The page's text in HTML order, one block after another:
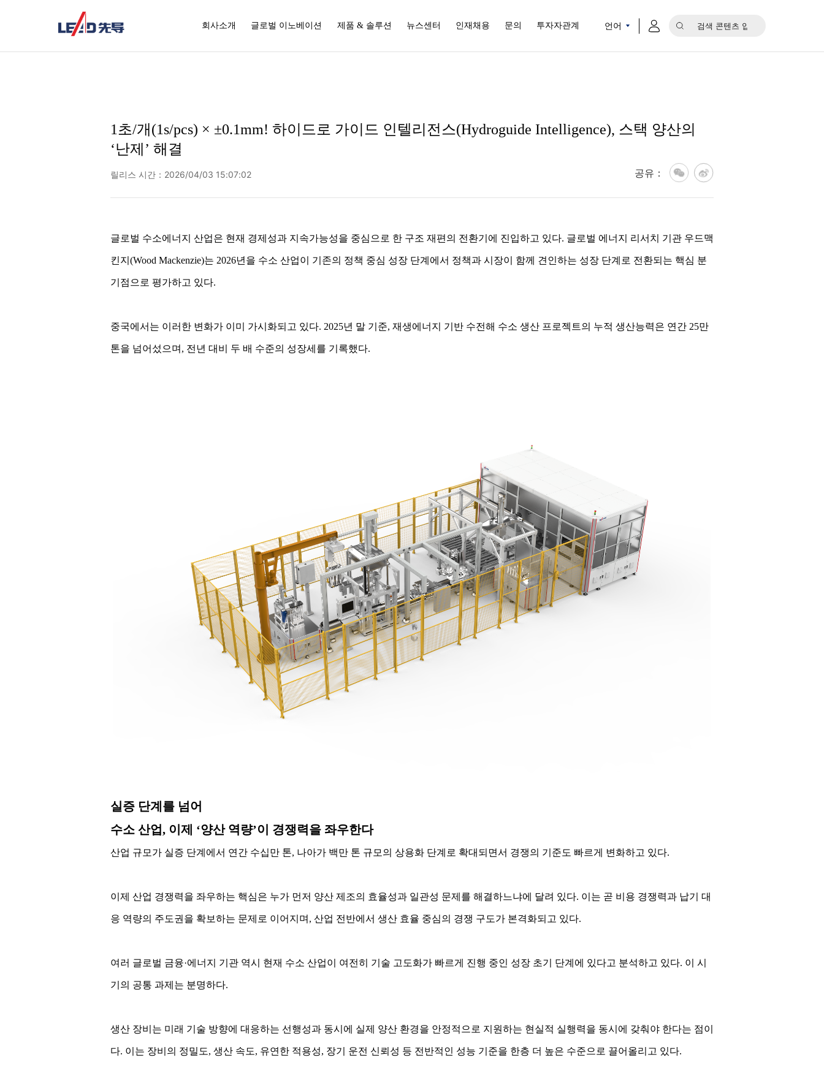
회사소개 글로벌 이노베이션 제품 & 솔루션 뉴스센터 인재채용 문의 투자자관계 언어
1초/개(1s/pcs) × ±0.1mm! 하이드로 가이드 인텔리전스(Hydroguide Intelligence), 스택 양산의
‘난제’ 해결
릴리스 시간：2026/04/03 15:07:02 공유：
글로벌 수소에너지 산업은 현재 경제성과 지속가능성을 중심으로 한 구조 재편의 전환기에 진입하고 있다. 글로벌 에너지 리서치 기관 우드맥
킨지(Wood Mackenzie)는 2026년을 수소 산업이 기존의 정책 중심 성장 단계에서 정책과 시장이 함께 견인하는 성장 단계로 전환되는 핵심 분
기점으로 평가하고 있다.
중국에서는 이러한 변화가 이미 가시화되고 있다. 2025년 말 기준, 재생에너지 기반 수전해 수소 생산 프로젝트의 누적 생산능력은 연간 25만
톤을 넘어섰으며, 전년 대비 두 배 수준의 성장세를 기록했다.
실증 단계를 넘어
수소 산업, 이제 ‘양산 역량’이 경쟁력을 좌우한다
산업 규모가 실증 단계에서 연간 수십만 톤, 나아가 백만 톤 규모의 상용화 단계로 확대되면서 경쟁의 기준도 빠르게 변화하고 있다.
이제 산업 경쟁력을 좌우하는 핵심은 누가 먼저 양산 제조의 효율성과 일관성 문제를 해결하느냐에 달려 있다. 이는 곧 비용 경쟁력과 납기 대
응 역량의 주도권을 확보하는 문제로 이어지며, 산업 전반에서 생산 효율 중심의 경쟁 구도가 본격화되고 있다.
여러 글로벌 금융·에너지 기관 역시 현재 수소 산업이 여전히 기술 고도화가 빠르게 진행 중인 성장 초기 단계에 있다고 분석하고 있다. 이 시
기의 공통 과제는 분명하다.
생산 장비는 미래 기술 방향에 대응하는 선행성과 동시에 실제 양산 환경을 안정적으로 지원하는 현실적 실행력을 동시에 갖춰야 한다는 점이
다. 이는 장비의 정밀도, 생산 속도, 유연한 적용성, 장기 운전 신뢰성 등 전반적인 성능 기준을 한층 더 높은 수준으로 끌어올리고 있다.